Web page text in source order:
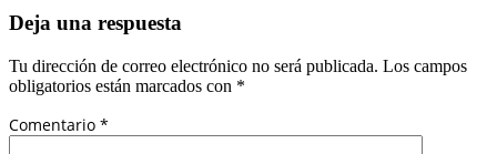
Deja una respuesta
Tu dirección de correo electrónico no será publicada. Los campos
obligatorios están marcados con *
Comentario *